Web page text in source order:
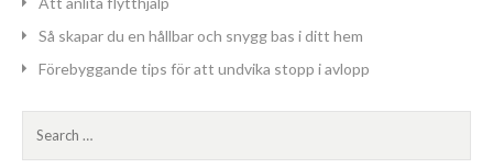
Så skapar du en hållbar och snygg bas i ditt hem
Förebyggande tips för att undvika stopp i avlopp
for: